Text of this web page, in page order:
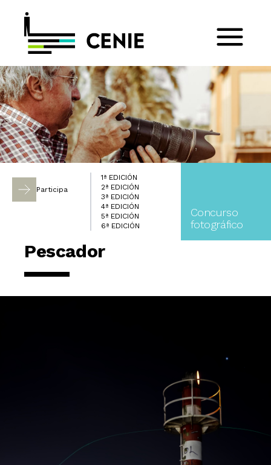
Participa
1ª EDICIÓN
2ª EDICIÓN
3ª EDICIÓN
4ª EDICIÓN
5ª EDICIÓN
6ª EDICIÓN
Concurso
fotográfico
Pescador